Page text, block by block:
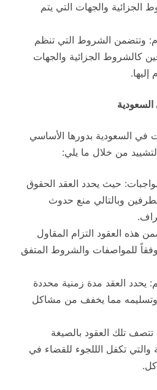
الجزائية والجهات التي يتم
وتتضمن الشروط التي تنظم
كالشروط الجزائية والجهات
إليها.
في السعودية بدورها الأساسي
من خلال ما يلي:
حيث يحدد العقد الحقوق
وبالتالي منع حدوث
هذه العقود التزام المقاول
للمواصفات والشروط المتفق
يحدد العقد مدة زمنية محددة
وتسليمه مما يخفف من مشاكل
تتصف تلك العقود بالصيغة
والتي تكفل الللجوء للقضاء في